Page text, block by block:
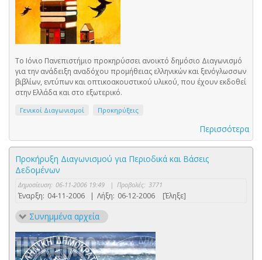
Το Ιόνιο Πανεπιστήμιο προκηρύσσει ανοικτό δημόσιο Διαγωνισμό
για την ανάδειξη αναδόχου προμήθειας ελληνικών και ξενόγλωσσων
βιβλίων, εντύπων και οπτικοακουστικού υλικού, που έχουν εκδοθεί
στην Ελλάδα και στο εξωτερικό.
Γενικοί Διαγωνισμοί Προκηρύξεις
Περισσότερα
Προκήρυξη Διαγωνισμού για Περιοδικά και Βάσεις
Δεδομένων
Δημοσίευση: 06-11-2006 19:49 | Προβολές: 3771
Έναρξη: 04-11-2006 | Λήξη: 06-12-2006 [Έληξε]
Συνημμένα αρχεία